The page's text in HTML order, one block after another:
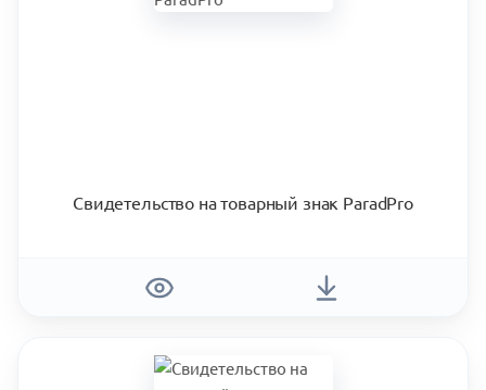
Свидетельство на товарный знак ParadPro